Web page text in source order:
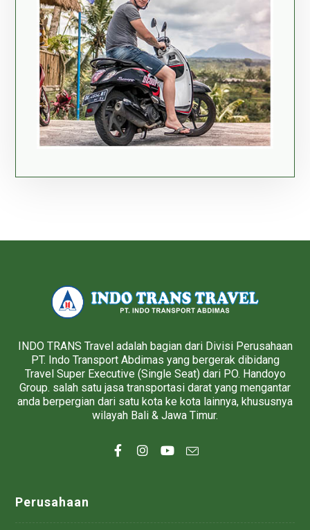
INDO TRANS Travel adalah bagian dari Divisi Perusahaan
PT. Indo Transport Abdimas yang bergerak dibidang
Travel Super Executive (Single Seat) dari PO. Handoyo
Group. salah satu jasa transportasi darat yang mengantar
anda berpergian dari satu kota ke kota lainnya, khususnya
wilayah Bali & Jawa Timur.
Perusahaan